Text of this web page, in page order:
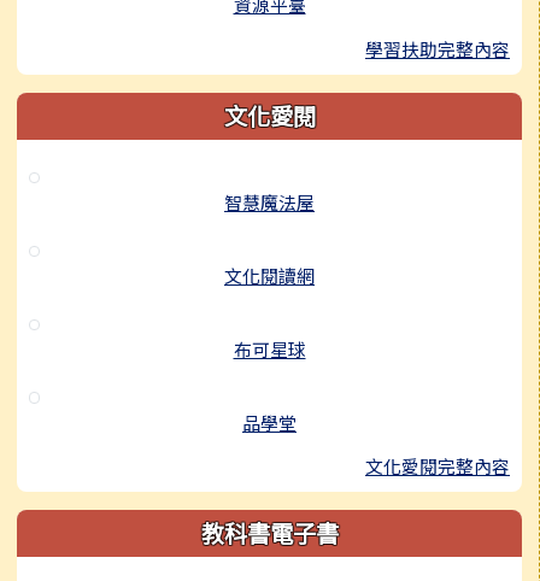
學習扶助完整內容
文化愛閱
智慧魔法屋
文化閱讀網
布可星球
品學堂
文化愛閱完整內容
教科書電子書